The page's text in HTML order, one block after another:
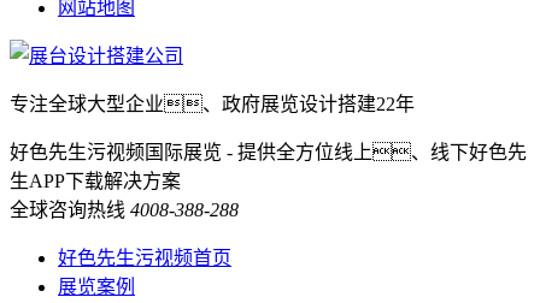
网站地图
专注全球大型企业、政府展览设计搭建22年
好色先生污视频国际展览 - 提供全方位线上、线下好色先
生APP下载解决方案
全球咨询热线 4008-388-288
好色先生污视频首页
展览案例